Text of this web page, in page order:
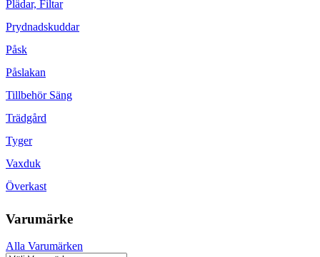
Plädar, Filtar
Prydnadskuddar
Påsk
Påslakan
Tillbehör Säng
Trädgård
Tyger
Vaxduk
Överkast
Varumärke
Alla Varumärken